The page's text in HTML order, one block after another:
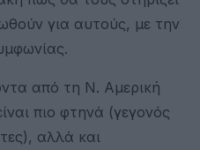
για αυτούς, με την
από τη Ν. Αμερική
πιο φτηνά (γεγονός
αλλά και